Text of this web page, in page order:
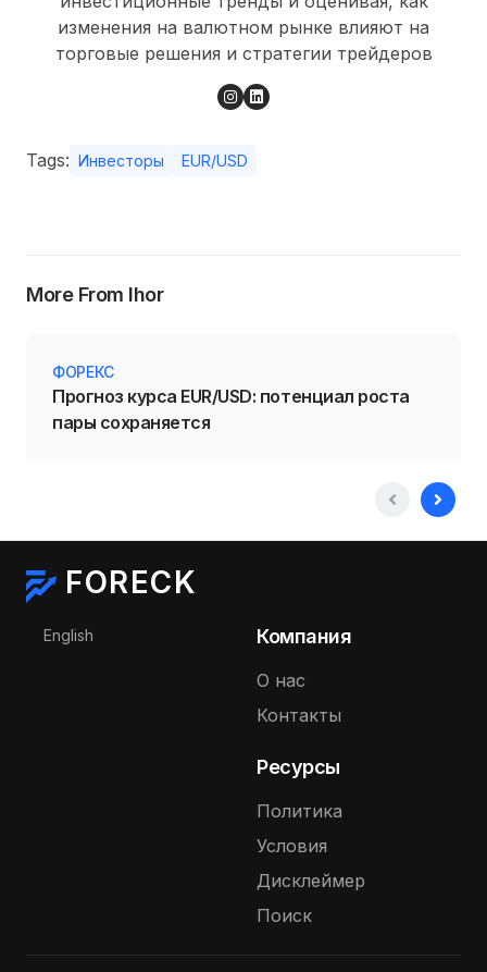
изменения на валютном рынке влияют на
торговые решения и стратегии трейдеров
Tags: Инвесторы EUR/USD
More From Ihor
ФОРЕКС
Прогноз курса EUR/USD: потенциал роста
пары сохраняется
FORECK
Выберите язык
English Компания
О нас
Контакты
Ресурсы
Политика
Условия
Дисклеймер
Поиск